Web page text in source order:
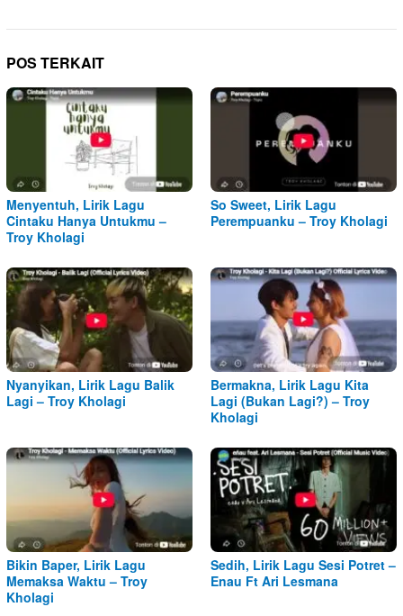
POS TERKAIT
Menyentuh, Lirik Lagu
Cintaku Hanya Untukmu –
Troy Kholagi
So Sweet, Lirik Lagu
Perempuanku – Troy Kholagi
Nyanyikan, Lirik Lagu Balik
Lagi – Troy Kholagi
Bermakna, Lirik Lagu Kita
Lagi (Bukan Lagi?) – Troy
Kholagi
Bikin Baper, Lirik Lagu
Memaksa Waktu – Troy
Kholagi
Sedih, Lirik Lagu Sesi Potret –
Enau Ft Ari Lesmana